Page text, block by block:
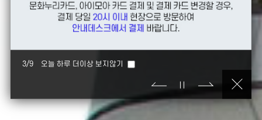
4/9 오늘 하루 더이상 보지않기